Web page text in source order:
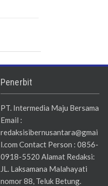
Penerbit
PT. Intermedia Maju Bersama
Email :
redaksisibernusantara@gmai
l.com Contact Person : 0856-
0918-5520 Alamat Redaksi:
JL. Laksamana Malahayati
nomor 88, Teluk Betung.